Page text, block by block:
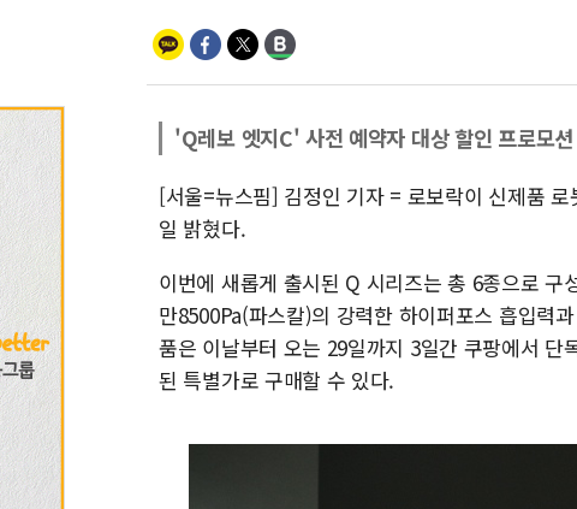
'Q레보 엣지C' 사전 예약자 대상 할인 프로모션
[서울=뉴스핌] 김정인 기자 = 로보락이 신제품
일 밝혔다.
이번에 새롭게 출시된 Q 시리즈는 총 6종으로
만8500Pa(파스칼)의 강력한 하이퍼포스 흡입력
품은 이날부터 오는 29일까지 3일간 쿠팡에서
된 특별가로 구매할 수 있다.